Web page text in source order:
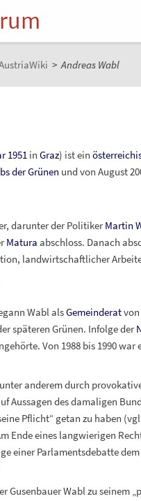
> Andreas Wabl
1951in Graz) ist ein
der Grünen und von August
darunter der PolitikerMartin
Matura abschloss. Danach
landwirtschaftlicher
Wabl alsGemeinderatvon
späteren Grünen. Infolge der
Von 1988 bis 1990 war
anderem durch
Aussagen des damaligen
Pflicht“ getan zu haben
Ende eines langwierigen
einer Parlamentsdebatte
Gusenbauer Wabl zu seinem